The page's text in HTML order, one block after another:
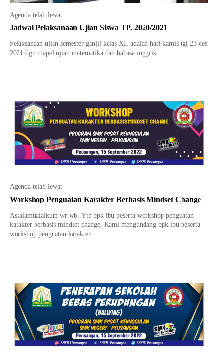
Agenda telah lewat
Jadwal Pelaksanaan Ujian Siswa TP. 2020/2021
Pelaksanaan ujian semester ganjil kelas XII adalah hari kamis tgl 23 des
2021 dgn mapel ujian matematika dan bahasa inggris..
Agenda telah lewat
Workshop Penguatan Karakter Berbasis Mindset Change
Assalamualaikum wr wb..Yth bpk ibu peserta workshop penguatan
karakter berbasis mindset change, Kami mengundang bpk ibu peserta
workshop penguatan karakter..